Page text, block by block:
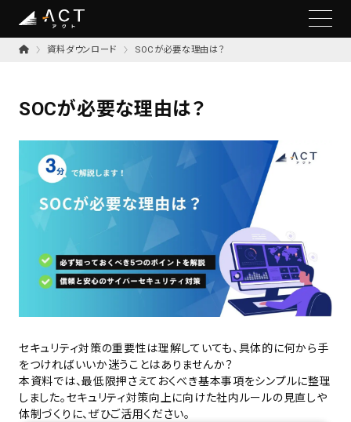
資料ダウンロード SOCが必要な理由は？
SOCが必要な理由は？
セキュリティ対策の重要性は理解していても、具体的に何から手
をつければいいか迷うことはありませんか？
本資料では、最低限押さえておくべき基本事項をシンプルに整理
しました。セキュリティ対策向上に向けた社内ルールの見直しや
体制づくりに、ぜひご活用ください。